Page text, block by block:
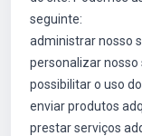
seguinte:
administrar nosso
personalizar nosso
possibilitar o uso
enviar produtos
prestar serviços